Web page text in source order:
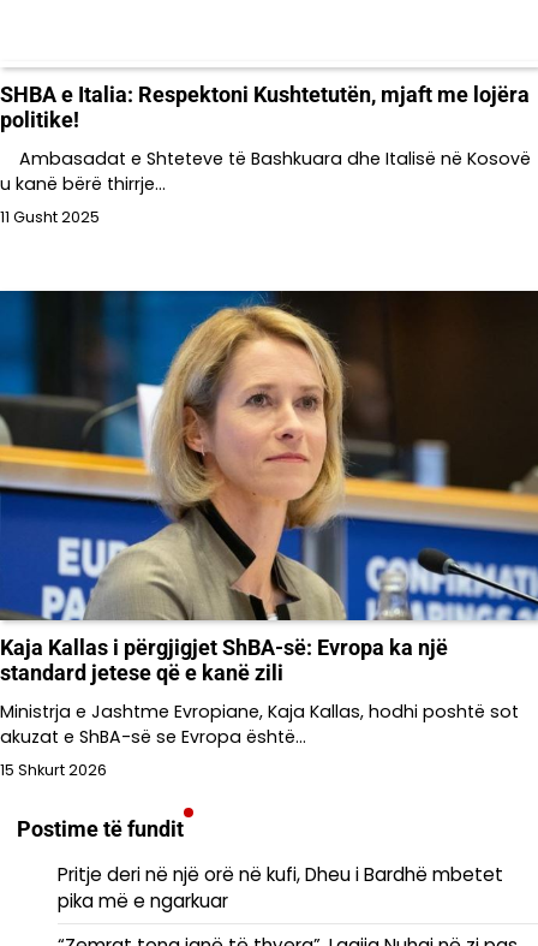
SHBA e Italia: Respektoni Kushtetutën, mjaft me lojëra
politike!
Ambasadat e Shteteve të Bashkuara dhe Italisë në Kosovë
u kanë bërë thirrje…
11 Gusht 2025
Kaja Kallas i përgjigjet ShBA-së: Evropa ka një
standard jetese që e kanë zili
Ministrja e Jashtme Evropiane, Kaja Kallas, hodhi poshtë sot
akuzat e ShBA-së se Evropa është…
15 Shkurt 2026
Postime të fundit
Pritje deri në një orë në kufi, Dheu i Bardhë mbetet
pika më e ngarkuar